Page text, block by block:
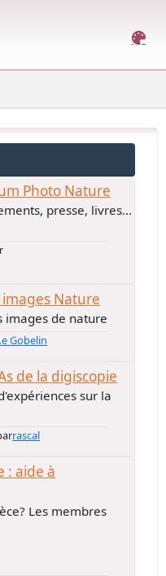
Photo Nature
presse, livres...
images Nature
images de nature
Gobelin
de la digiscopie
sur la
rascal
: aide à
Les membres